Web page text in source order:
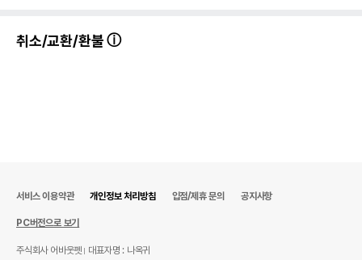
받았음을 확인할수 있는
취소/교환/환불
서비스 이용약관 개인정보 처리방침 입점/제휴 문의 공지사항
PC버전으로 보기
주식회사 어바웃펫
대표자명 : 나옥귀